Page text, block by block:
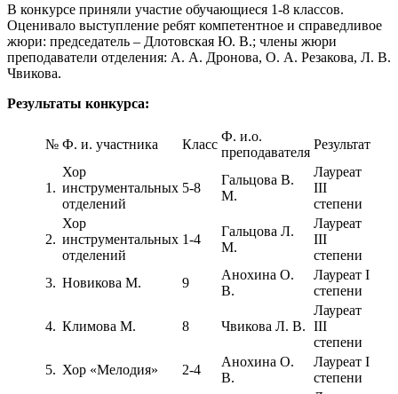
В конкурсе приняли участие обучающиеся 1-8 классов.
Оценивало выступление ребят компетентное и справедливое
жюри: председатель – Длотовская Ю. В.; члены жюри
преподаватели отделения: А. А. Дронова, О. А. Резакова, Л. В.
Чвикова.
Результаты конкурса:
№ Ф. и. участника Класс
Ф. и.о.
преподавателя
Результат
1.
Хор
инструментальных
отделений
5-8
Гальцова В.
М.
Лауреат
III
степени
2.
Хор
инструментальных
отделений
1-4
Гальцова Л.
М.
Лауреат
III
степени
3. Новикова М. 9
Анохина О.
В.
Лауреат I
степени
4. Климова М. 8 Чвикова Л. В.
Лауреат
III
степени
5. Хор «Мелодия» 2-4
Анохина О.
В.
Лауреат I
степени